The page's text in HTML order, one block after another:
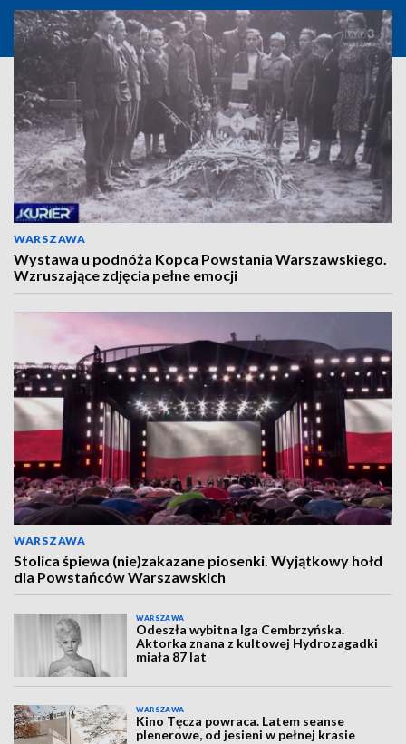
WARSZAWA
Wystawa u podnóża Kopca Powstania Warszawskiego.
Wzruszające zdjęcia pełne emocji
WARSZAWA
Stolica śpiewa (nie)zakazane piosenki. Wyjątkowy hołd
dla Powstańców Warszawskich
WARSZAWA
Odeszła wybitna Iga Cembrzyńska.
Aktorka znana z kultowej Hydrozagadki
miała 87 lat
WARSZAWA
Kino Tęcza powraca. Latem seanse
plenerowe, od jesieni w pełnej krasie